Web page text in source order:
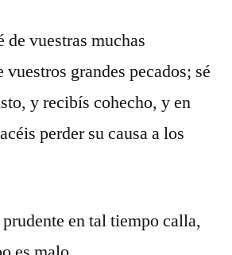
de vuestras muchas
grandes pecados; sé
y recibís cohecho, y en
perder su causa a los
en tal tiempo calla,